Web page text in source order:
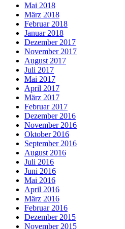
Mai 2018
März 2018
Februar 2018
Januar 2018
Dezember 2017
November 2017
August 2017
Juli 2017
Mai 2017
April 2017
März 2017
Februar 2017
Dezember 2016
November 2016
Oktober 2016
September 2016
August 2016
Juli 2016
Juni 2016
Mai 2016
April 2016
März 2016
Februar 2016
Dezember 2015
November 2015